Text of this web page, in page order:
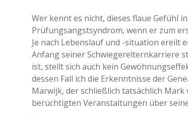
Wer kennt es nicht, dieses flaue Gefühl
Prüfungsangstsyndrom, wenn er zum
Je nach Lebenslauf und -situation ereilt
Anfang seiner Schwiegerelternkarriere
ist, stellt sich auch kein
dessen Fall ich die Erkenntnisse der
Marwijk, der schließlich tatsächlich Mark
berüchtigten Veranstaltungen über